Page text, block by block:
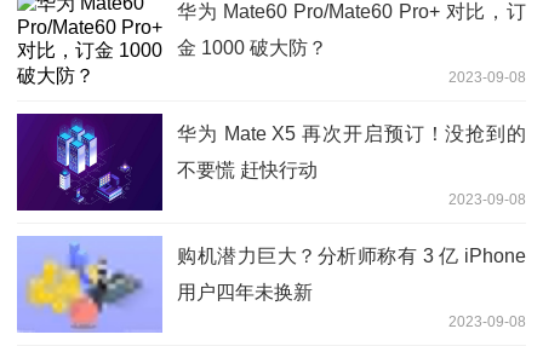
华为 Mate60 Pro/Mate60 Pro+ 对比，订
金 1000 破大防？
2023-09-08
华为 Mate X5 再次开启预订！没抢到的
不要慌 赶快行动
2023-09-08
购机潜力巨大？分析师称有 3 亿 iPhone
用户四年未换新
2023-09-08